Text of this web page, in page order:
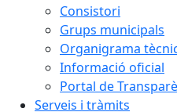
Consistori
Grups municipals
Organigrama
Informació oficial
Portal de
Serveis i tràmits